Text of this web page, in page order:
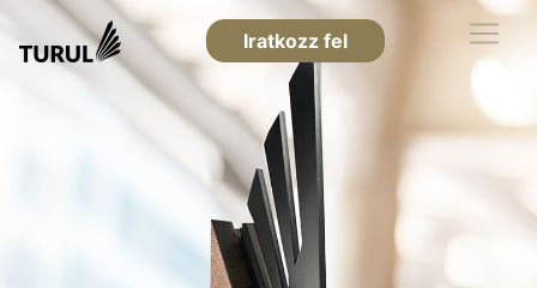
Iratkozz fel